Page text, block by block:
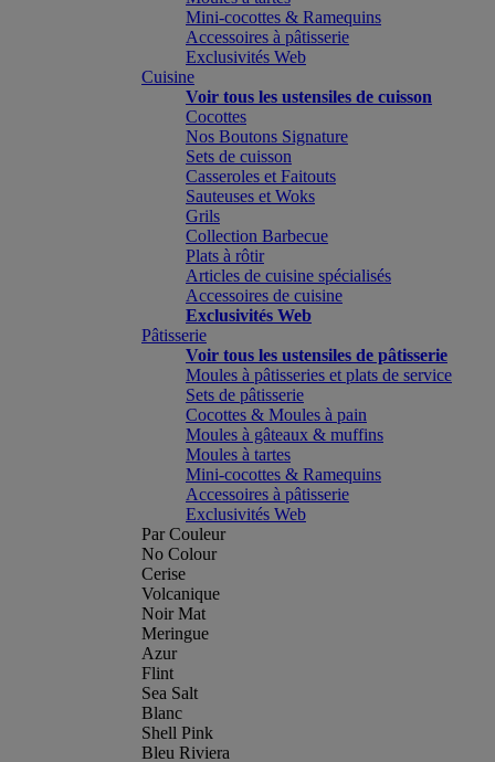
Mini-cocottes & Ramequins
Accessoires à pâtisserie
Exclusivités Web
Cuisine
Voir tous les ustensiles de cuisson
Cocottes
Nos Boutons Signature
Sets de cuisson
Casseroles et Faitouts
Sauteuses et Woks
Grils
Collection Barbecue
Plats à rôtir
Articles de cuisine spécialisés
Accessoires de cuisine
Exclusivités Web
Pâtisserie
Voir tous les ustensiles de pâtisserie
Moules à pâtisseries et plats de service
Sets de pâtisserie
Cocottes & Moules à pain
Moules à gâteaux & muffins
Moules à tartes
Mini-cocottes & Ramequins
Accessoires à pâtisserie
Exclusivités Web
Par Couleur
No Colour
Cerise
Volcanique
Noir Mat
Meringue
Azur
Flint
Sea Salt
Blanc
Shell Pink
Bleu Riviera